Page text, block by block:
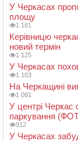
У Черкасах
площу
1 181
Керівницю
новий термін
1 125
У Черкасах
1 103
На Черкащині
1 081
У центрі
паркування
912
У Черкасах